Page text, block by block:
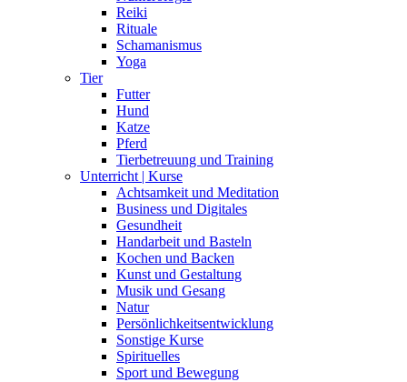
Reiki
Rituale
Schamanismus
Yoga
Tier
Futter
Hund
Katze
Pferd
Tierbetreuung und Training
Unterricht | Kurse
Achtsamkeit und Meditation
Business und Digitales
Gesundheit
Handarbeit und Basteln
Kochen und Backen
Kunst und Gestaltung
Musik und Gesang
Natur
Persönlichkeitsentwicklung
Sonstige Kurse
Spirituelles
Sport und Bewegung